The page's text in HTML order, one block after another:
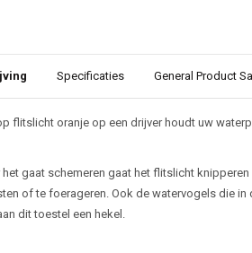
Specificaties General Product
flitslicht oranje op een drijver houdt uw
het gaat schemeren gaat het flitslicht
of te foerageren. Ook de watervogels die
dit toestel een hekel.